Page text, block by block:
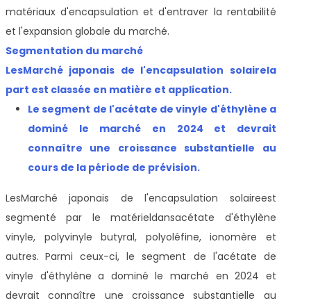
matériaux d'encapsulation et d'entraver la rentabilité
et l'expansion globale du marché.
Segmentation du marché
LesMarché japonais de l'encapsulation solairela
part est classée en matière et application.
Le segment de l'acétate de vinyle d'éthylène a
dominé le marché en 2024 et devrait
connaître une croissance substantielle au
cours de la période de prévision.
LesMarché japonais de l'encapsulation solaireest
segmenté par le matérieldansacétate d'éthylène
vinyle, polyvinyle butyral, polyoléfine, ionomère et
autres. Parmi ceux-ci, le segment de l'acétate de
vinyle d'éthylène a dominé le marché en 2024 et
devrait connaître une croissance substantielle au